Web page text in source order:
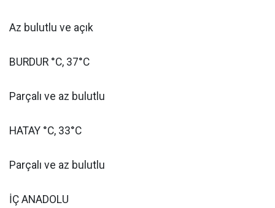
Az bulutlu ve açık
BURDUR °C, 37°C
Parçalı ve az bulutlu
HATAY °C, 33°C
Parçalı ve az bulutlu
İÇ ANADOLU